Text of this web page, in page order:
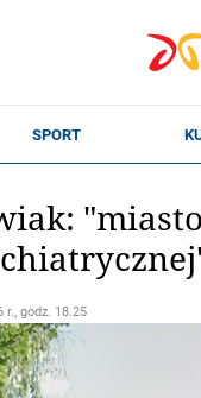
r., godz. 18.25